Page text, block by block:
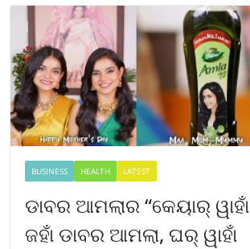
BUSINESS HEALTH LATEST
ଡାବର ଆମଲାର “କେୟାର୍ ୱାହାଁ
ଜହାଁ ଡାବର ଆମଲା, ଘର୍ ୱାହାଁ